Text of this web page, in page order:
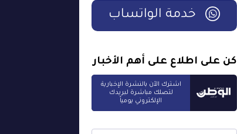
خدمة الواتساب
كن على اطلاع على أهم الأخبار
اشترك الآن بالنشرة الإخبارية
لتصلك مباشرة لبريدك
الإلكتروني يومياً